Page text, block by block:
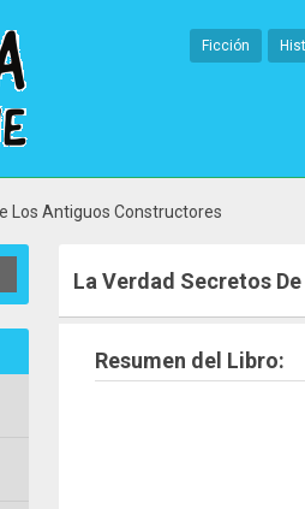
Ficción
Los Antiguos Constructores
La Verdad Secretos
Resumen del Libro: